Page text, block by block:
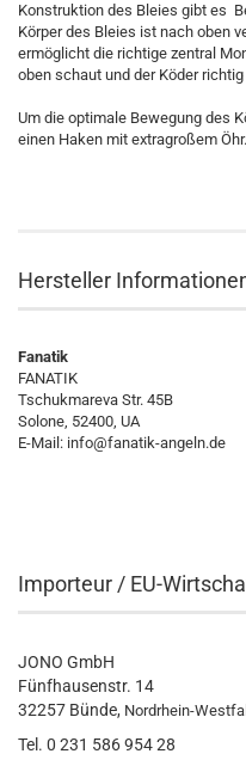
Konstruktion des Bleies gibt es
Körper des Bleies ist nach oben
ermöglicht die richtige zentral
oben schaut und der Köder
Um die optimale Bewegung des
einen Haken mit extragroßem Öhr.
Hersteller
Fanatik
FANATIK
Tschukmareva Str. 45B
Solone, 52400, UA
E-Mail: info@fanatik-angeln.de
Importeur / EU-
JONO GmbH
Fünfhausenstr. 14
32257 Bünde, Nordrhein-
Tel. 0 231 586 954 28